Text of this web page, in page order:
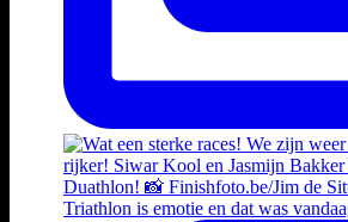
Triathlon is emotie en dat was